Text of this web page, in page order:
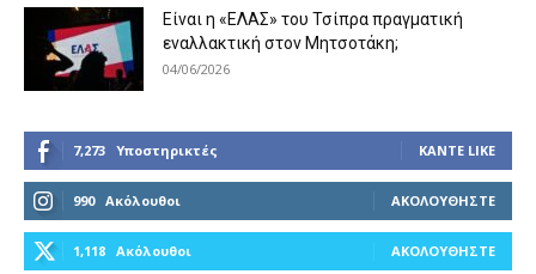
Είναι η «ΕΛΑΣ» του Τσίπρα πραγματική
εναλλακτική στον Μητσοτάκη;
04/06/2026
7,273 Υποστηρικτές ΚΆΝΤΕ LIKE
990 Ακόλουθοι ΑΚΟΛΟΥΘΉΣΤΕ
1,118 Ακόλουθοι ΑΚΟΛΟΥΘΉΣΤΕ